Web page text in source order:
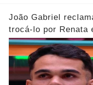
João Gabriel
trocá-lo por Renata